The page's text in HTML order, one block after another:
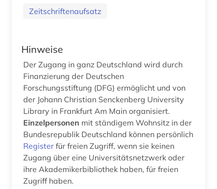
Zeitschriftenaufsatz
Hinweise
Der Zugang in ganz Deutschland wird durch
Finanzierung der Deutschen
Forschungsstiftung (DFG) ermöglicht und von
der Johann Christian Senckenberg University
Library in Frankfurt Am Main organisiert.
Einzelpersonen mit ständigem Wohnsitz in der
Bundesrepublik Deutschland können persönlich
Register für freien Zugriff, wenn sie keinen
Zugang über eine Universitätsnetzwerk oder
ihre Akademikerbibliothek haben, für freien
Zugriff haben.